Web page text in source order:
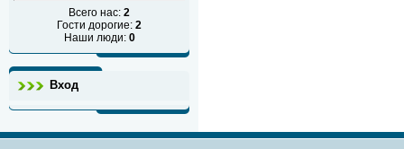
Всего нас: 2
Гости дорогие: 2
Наши люди: 0
Вход